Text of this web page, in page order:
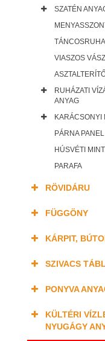
SZATÉN
VIASZOS
RUHÁZATI
ANYAG
KARÁCSONYI
PÁRNA PANEL
HÚSVÉTI
PARAFA
RÖVIDÁRU
FÜGGÖNY
KÁRPIT,
SZIVACS
PONYVA
KÜLTÉRI
NYUGÁGY